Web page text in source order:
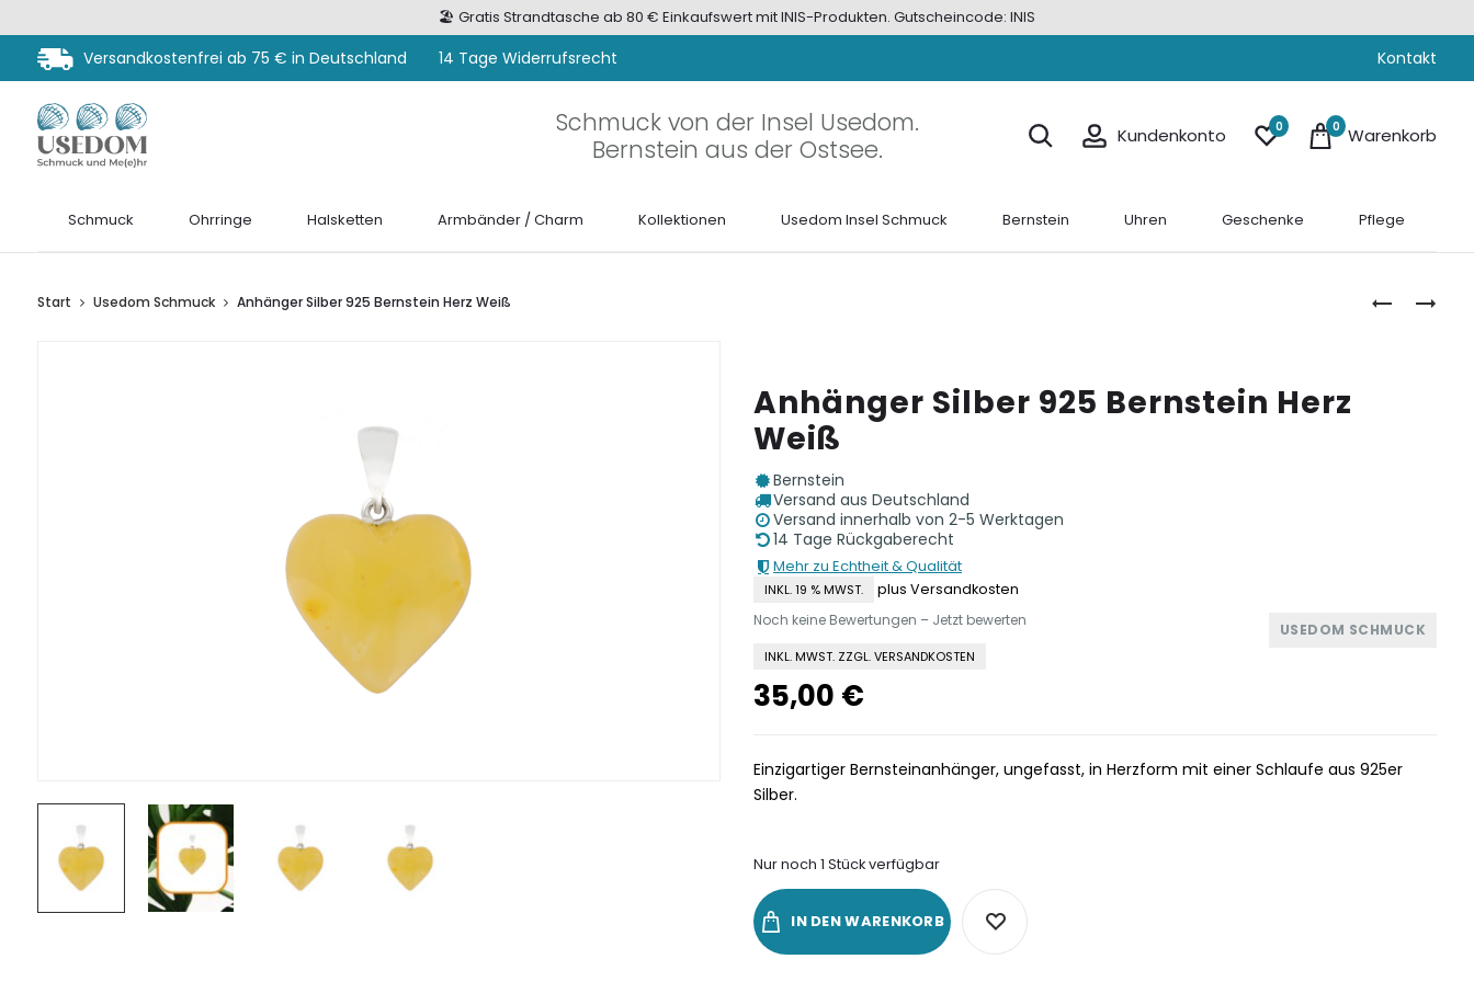
🏖️ Gratis Strandtasche ab 80 € Einkaufswert mit INIS-Produkten. Gutscheincode: INIS
Versandkostenfrei ab 75 € in Deutschland 14 Tage Widerrufsrecht Kontakt
Schmuck von der Insel Usedom.
Bernstein aus der Ostsee.
Kundenkonto 0 0 Warenkorb
Schmuck Ohrringe Halsketten Armbänder / Charm Kollektionen Usedom Insel Schmuck Bernstein Uhren Geschenke Pflege
USEDOM
Start Usedom Schmuck Anhänger Silber 925 Bernstein Herz Weiß
Anhänger Silber 925 Bernstein Herz
Weiß
Bernstein
Versand aus Deutschland
Versand innerhalb von 2-5 Werktagen
14 Tage Rückgaberecht
Mehr zu Echtheit & Qualität
INKL. 19 % MWST. plus Versandkosten
USEDOM SCHMUCK
Noch keine Bewertungen – Jetzt bewerten
INKL. MWST. ZZGL. VERSANDKOSTEN
35,00 €
Einzigartiger Bernsteinanhänger, ungefasst, in Herzform mit einer Schlaufe aus 925er
Silber.
Nur noch 1 Stück verfügbar
IN DEN WARENKORB